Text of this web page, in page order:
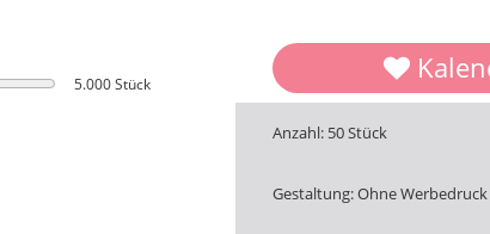
5.000 Stück
Anzahl: 50 Stück
Gestaltung: Ohne Werbedruck